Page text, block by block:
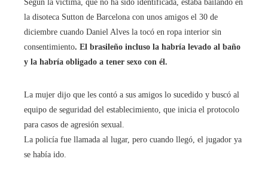
Según la víctima, que no ha sido identificada, estaba bailando en
la disoteca Sutton de Barcelona con unos amigos el 30 de
diciembre cuando Daniel Alves la tocó en ropa interior sin
consentimiento. El brasileño incluso la habría levado al baño
y la habría obligado a tener sexo con él.
La mujer dijo que les contó a sus amigos lo sucedido y buscó al
equipo de seguridad del establecimiento, que inicia el protocolo
para casos de agresión sexual.
La policía fue llamada al lugar, pero cuando llegó, el jugador ya
se había ido.